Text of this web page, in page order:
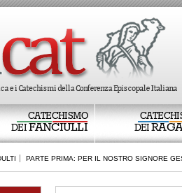
CATECHISMO
DEIFANCIULLI
DEI
PARTE PRIMA: PER IL NOSTRO SIGNORE